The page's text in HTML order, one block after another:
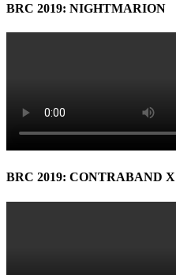
BRC 2019: NIGHTMARION
BRC 2019: CONTRABAND X